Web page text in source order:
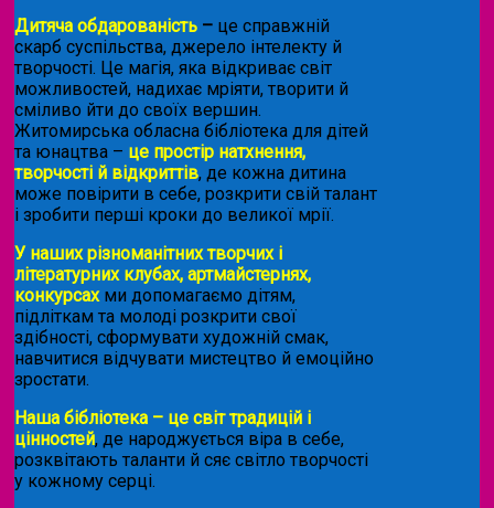
Дитяча обдарованість – це справжній
скарб суспільства, джерело інтелекту й
творчості. Це магія, яка відкриває світ
можливостей, надихає мріяти, творити й
сміливо йти до своїх вершин.
Житомирська обласна бібліотека для дітей
та юнацтва – це простір натхнення,
творчості й відкриттів, де кожна дитина
може повірити в себе, розкрити свій талант
і зробити перші кроки до великої мрії.
У наших різноманітних творчих і
літературних клубах, артмайстернях,
конкурсахми допомагаємо дітям,
підліткам та молоді розкрити свої
здібності, сформувати художній смак,
навчитися відчувати мистецтво й емоційно
зростати.
Наша бібліотека – це світ традицій і
цінностей, де народжується віра в себе,
розквітають таланти й сяє світло творчості
у кожному серці.